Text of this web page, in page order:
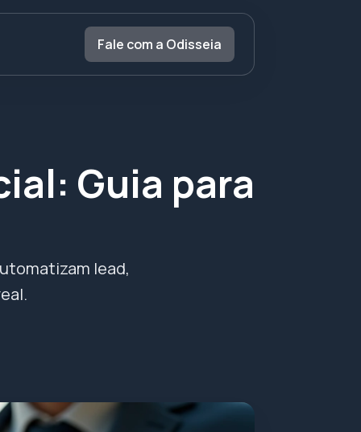
Fale com a Odisseia
Guia para
lead,